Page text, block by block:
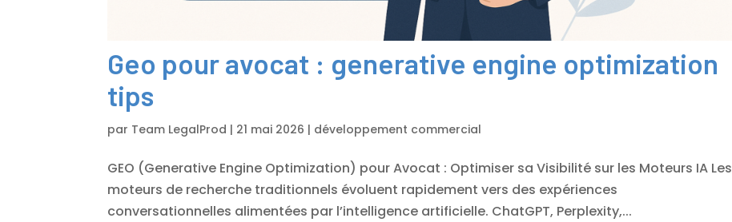
Geo pour avocat : generative engine optimization
tips
par Team LegalProd | 21 mai 2026 | développement commercial
GEO (Generative Engine Optimization) pour Avocat : Optimiser sa Visibilité sur les Moteurs IA Les
moteurs de recherche traditionnels évoluent rapidement vers des expériences
conversationnelles alimentées par l’intelligence artificielle. ChatGPT, Perplexity,...